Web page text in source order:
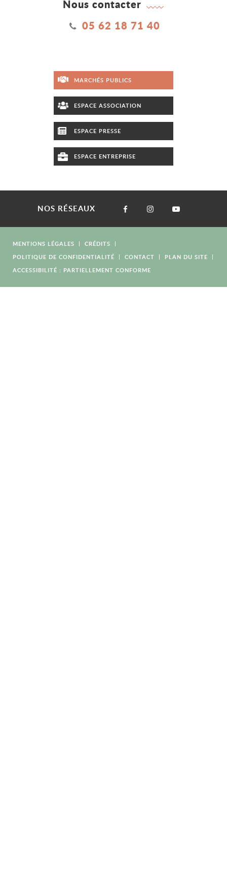
Nous contacter
05 62 18 71 40
MARCHÉS PUBLICS
ESPACE ASSOCIATION
ESPACE PRESSE
ESPACE ENTREPRISE
NOS RÉSEAUX
MENTIONS LÉGALES
CRÉDITS
POLITIQUE DE CONFIDENTIALITÉ
CONTACT
PLAN DU SITE
ACCESSIBILITÉ : PARTIELLEMENT CONFORME